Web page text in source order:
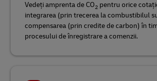
Vedeți amprenta de CO2 pentru orice
integrarea (prin trecerea la combustibilul
compensarea (prin credite de carbon) în
procesului de înregistrare a comenzii.